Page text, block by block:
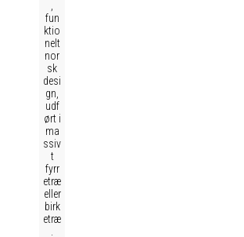
fun
ktio
nelt
nor
sk
desi
gn,
udf
ørt i
ma
ssiv
t
fyrr
etræ
eller
birk
etræ